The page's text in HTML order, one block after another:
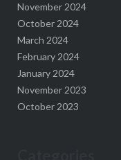
November 2024
October 2024
March 2024
February 2024
January 2024
November 2023
October 2023